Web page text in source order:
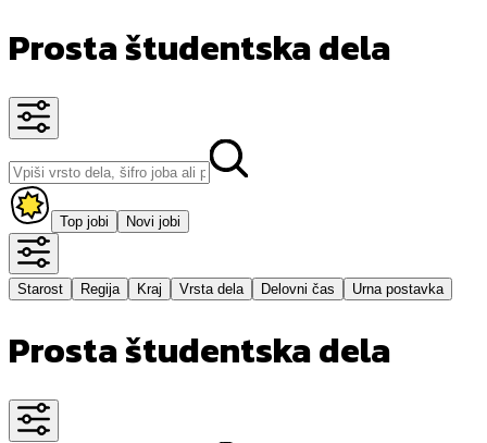
Prosta študentska dela
Top jobi Novi jobi
Starost Regija Kraj Vrsta dela Delovni čas Urna postavka
Prosta študentska dela